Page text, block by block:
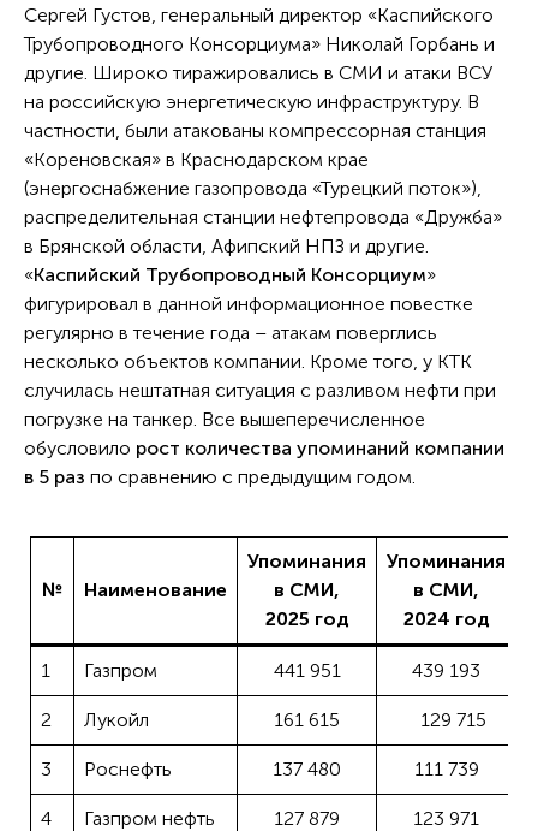
Сергей Густов, генеральный директор «Каспийского
Трубопроводного Консорциума» Николай Горбань и
другие. Широко тиражировались в СМИ и атаки ВСУ
на российскую энергетическую инфраструктуру. В
частности, были атакованы компрессорная станция
«Кореновская» в Краснодарском крае
(энергоснабжение газопровода «Турецкий поток»),
распределительная станции нефтепровода «Дружба»
в Брянской области, Афипский НПЗ и другие.
«Каспийский Трубопроводный Консорциум»
фигурировал в данной информационное повестке
регулярно в течение года – атакам поверглись
несколько объектов компании. Кроме того, у КТК
случилась нештатная ситуация с разливом нефти при
погрузке на танкер. Все вышеперечисленное
обусловило рост количества упоминаний компании
в 5 раз по сравнению с предыдущим годом.
№ Наименование
Упоминания
в СМИ,
2025 год
Упоминания
в СМИ,
2024 год
1 Газпром 441 951 439 193
2 Лукойл 161 615 129 715
3 Роснефть 137 480 111 739
4 Газпром нефть 127 879 123 971